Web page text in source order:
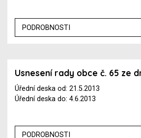
PODROBNOSTI
Usnesení rady obce č. 65 ze
Úřední deska od: 21.5.2013
Úřední deska do: 4.6.2013
PODROBNOSTI